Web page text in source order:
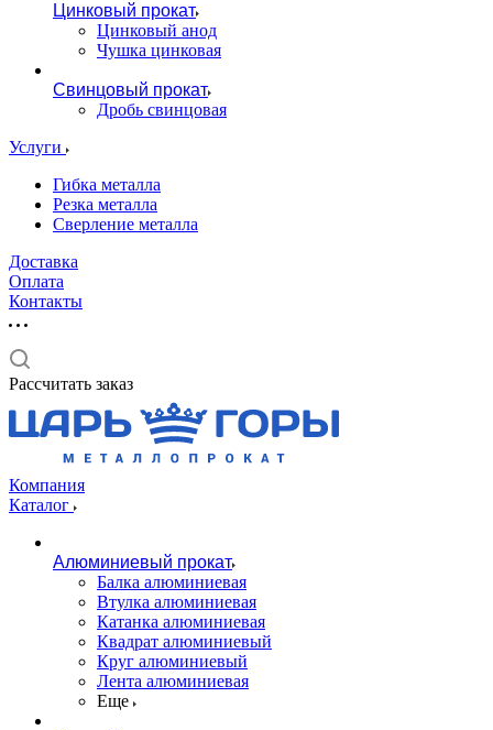
Цинковый прокат
Цинковый анод
Чушка цинковая
Свинцовый прокат
Дробь свинцовая
Услуги
Гибка металла
Резка металла
Сверление металла
Доставка
Оплата
Контакты
Рассчитать заказ
Компания
Каталог
Алюминиевый прокат
Балка алюминиевая
Втулка алюминиевая
Катанка алюминиевая
Квадрат алюминиевый
Круг алюминиевый
Лента алюминиевая
Еще